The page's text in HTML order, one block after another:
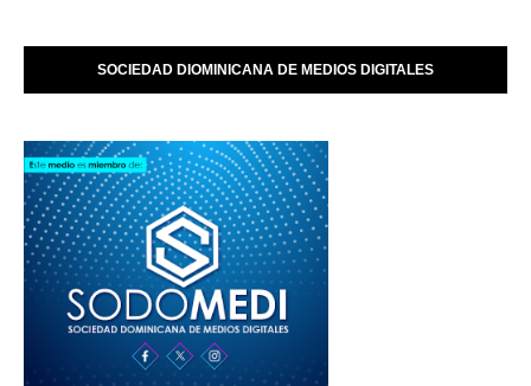
SOCIEDAD DIOMINICANA DE MEDIOS DIGITALES